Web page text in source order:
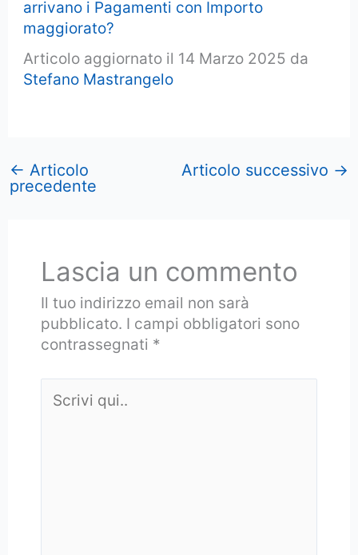
arrivano i Pagamenti con Importo
maggiorato?
Articolo aggiornato il 14 Marzo 2025 da
Stefano Mastrangelo
← Articolo
precedente
Articolo successivo →
Lascia un commento
Il tuo indirizzo email non sarà
pubblicato. I campi obbligatori sono
contrassegnati *
qui..